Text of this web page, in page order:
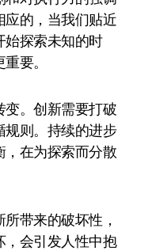
应的，当我们贴近
始探索未知的时
要。
变。创新需要打破
规则。持续的进步
，在为探索而分散
带来的破坏性，
，会引发人性中抱